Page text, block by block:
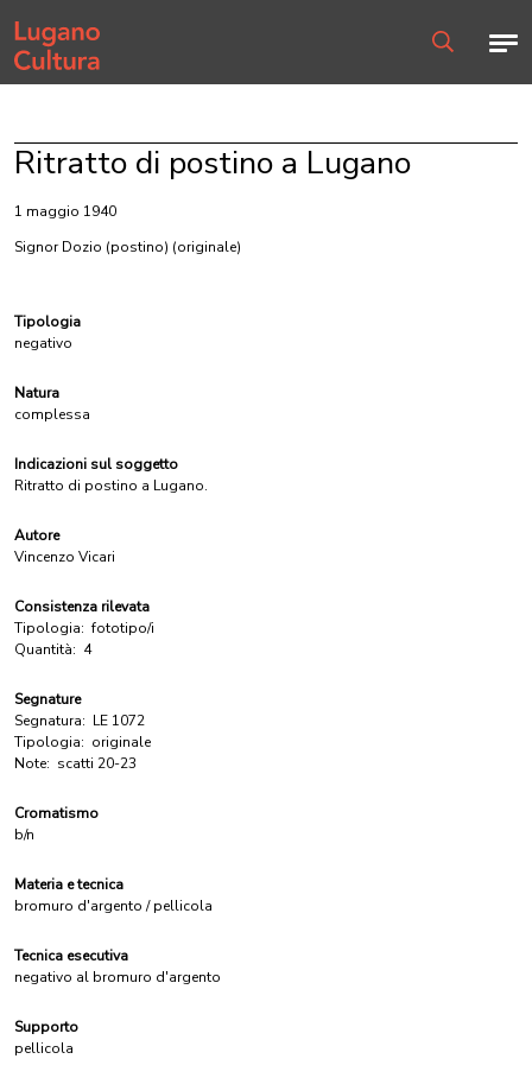
Home page
Ritratto di postino a Lugano
1 maggio 1940
Signor Dozio (postino) (originale)
Tipologia
negativo
Natura
complessa
Indicazioni sul soggetto
Ritratto di postino a Lugano.
Autore
Vincenzo Vicari
Consistenza rilevata
Tipologia: fototipo/i
Quantità: 4
Segnature
Segnatura: LE 1072
Tipologia: originale
Note: scatti 20-23
Cromatismo
b/n
Materia e tecnica
bromuro d'argento / pellicola
Tecnica esecutiva
negativo al bromuro d'argento
Supporto
pellicola